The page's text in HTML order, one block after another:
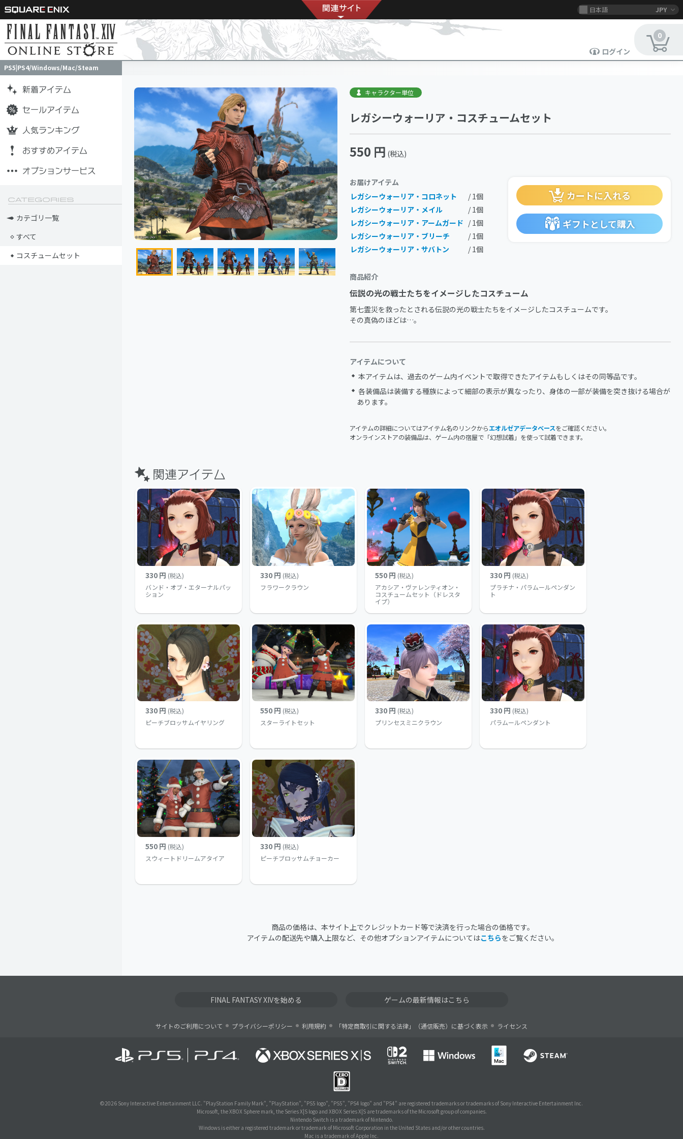
日本語 JPY
ログイン
0
PS5|PS4/Windows/Mac/Steam
PS5|PS4/Windows/Mac/Steam
カテゴリ一覧
すべて
コスチュームセット
キャラクター単位
レガシーウォーリア・コスチュームセット
550 円 (税込)
カートに入れる
ギフトとして購入
お届けアイテム
レガシーウォーリア・コロネット
/ 1個
レガシーウォーリア・メイル
/ 1個
レガシーウォーリア・アームガード / 1個
レガシーウォーリア・ブリーチ
/ 1個
レガシーウォーリア・サバトン
/ 1個
商品紹介
伝説の光の戦士たちをイメージしたコスチューム
第七霊災を救ったとされる伝説の光の戦士たちをイメージしたコスチュームです。
その真偽のほどは…。
アイテムについて
本アイテムは、過去のゲーム内イベントで取得できたアイテムもしくはその同等品です。
各装備品は装備する種族によって細部の表示が異なったり、身体の一部が装備を突き抜ける場合が
あります。
アイテムの詳細についてはアイテム名のリンクからエオルゼアデータベースをご確認ください。
オンラインストアの装備品は、ゲーム内の宿屋で「幻想試着」を使って試着できます。
330 円 (税込)
バンド・オブ・エターナルパッ
ション
330 円 (税込)
フラワークラウン
550 円 (税込)
アカシア・ヴァレンティオン・
コスチュームセット（ドレスタ
イプ）
330 円 (税込)
プラチナ・パラムールペンダン
ト
330 円 (税込)
ピーチブロッサムイヤリング
550 円 (税込)
スターライトセット
330 円 (税込)
プリンセスミニクラウン
330 円 (税込)
パラムールペンダント
550 円 (税込)
スウィートドリームアタイア
330 円 (税込)
ピーチブロッサムチョーカー
商品の価格は、本サイト上でクレジットカード等で決済を行った場合の価格です。
アイテムの配送先や購入上限など、その他オプションアイテムについてはこちらをご覧ください。
FINAL FANTASY XIVを始める ゲームの最新情報はこちら
サイトのご利用について プライバシーポリシー 利用規約 「特定商取引に関する法律」（通信販売）に基づく表示 ライセンス
©2026 Sony Interactive Entertainment LLC. "PlayStation Family Mark", "PlayStation", "PS5 logo", "PS5", "PS4 logo" and "PS4" are registered trademarks or trademarks of Sony Interactive Entertainment Inc.
Microsoft, the XBOX Sphere mark, the Series X|S logo and XBOX Series X|S are trademarks of the Microsoft group of companies.
Nintendo Switch is a trademark of Nintendo.
Windows is either a registered trademark or trademark of Microsoft Corporation in the United States and/or other countries.
Mac is a trademark of Apple Inc.